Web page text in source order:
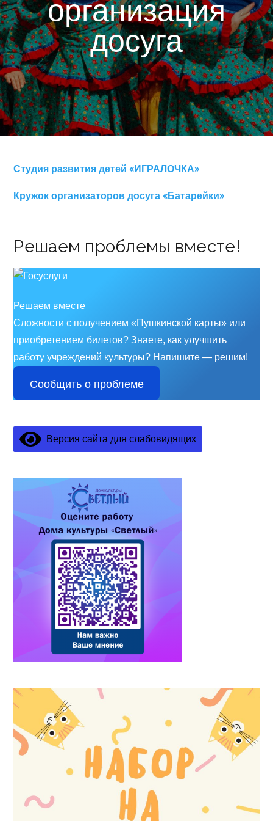
организация
досуга
Студия развития детей «ИГРАЛОЧКА»
Кружок организаторов досуга «Батарейки»
Решаем проблемы вместе!
Решаем вместе
Сложности с получением «Пушкинской карты» или
приобретением билетов? Знаете, как улучшить
работу учреждений культуры? Напишите — решим!
Сообщить о проблеме
Версия сайта для слабовидящих